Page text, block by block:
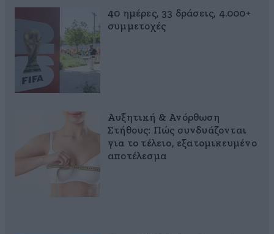
40 ημέρες, 33 δράσεις, 4.000+
συμμετοχές
Αυξητική & Ανόρθωση
Στήθους: Πώς συνδυάζονται
για το τέλειο, εξατομικευμένο
αποτέλεσμα